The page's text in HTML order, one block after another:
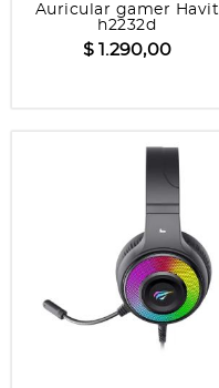
Auricular gamer Havit
h2232d
$ 1.290,00